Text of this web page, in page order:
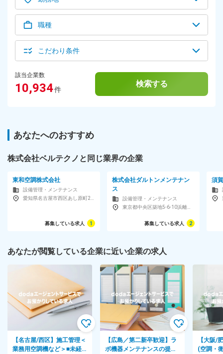
職種
こだわり条件
該当企業数
10,934件
検索する
あなたへのおすすめ
株式会社ベルテクノと同じ業界の企業
東和空調株式会社
設備管理・メンテナンス
募集している求人 1
株式会社ダルトンメンテナン
ス
設備管理・メンテナンス
募集している求人 2
須
あなたが閲覧している企業に近い企業の求人
【名古屋/西区】施工管理＜
業務用空調機など＞■未経
【広島／第二新卒歓迎】ラ
ボ機器メンテナンスの提案
【大阪/
(空調・